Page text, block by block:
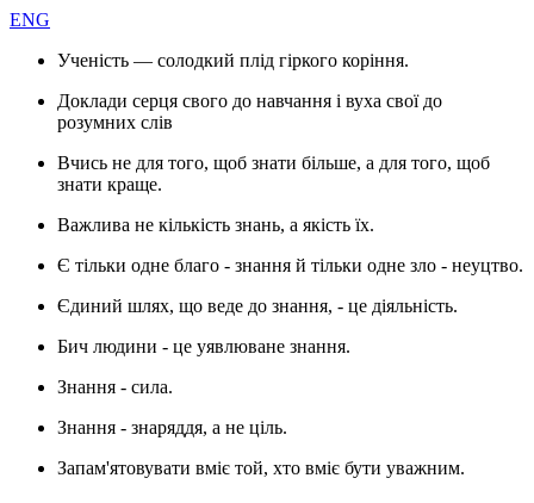
ENG
Ученість — солодкий плід гіркого коріння.
Доклади серця свого до навчання і вуха свої до
розумних слів
Вчись не для того, щоб знати більше, а для того, щоб
знати краще.
Важлива не кількість знань, а якість їх.
Є тільки одне благо - знання й тільки одне зло - неуцтво.
Єдиний шлях, що веде до знання, - це діяльність.
Бич людини - це уявлюване знання.
Знання - сила.
Знання - знаряддя, а не ціль.
Запам'ятовувати вміє той, хто вміє бути уважним.